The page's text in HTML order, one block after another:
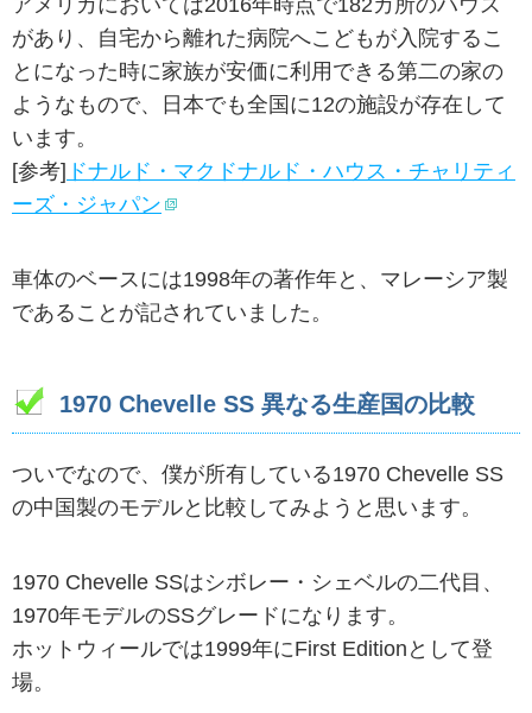
があり、自宅から離れた病院へこどもが入院するこ
とになった時に家族が安価に利用できる第二の家の
ようなもので、日本でも全国に12の施設が存在して
います。
[参考] ドナルド・マクドナルド・ハウス・チャリティ
ーズ・ジャパン
車体のベースには1998年の著作年と、マレーシア製
であることが記されていました。
1970 Chevelle SS 異なる生産国の比較
ついでなので、僕が所有している1970 Chevelle SS
の中国製のモデルと比較してみようと思います。
1970 Chevelle SSはシボレー・シェベルの二代目、
1970年モデルのSSグレードになります。
ホットウィールでは1999年にFirst Editionとして登
場。